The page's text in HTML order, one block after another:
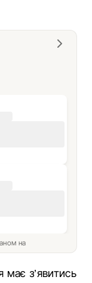
на
має з’явитись